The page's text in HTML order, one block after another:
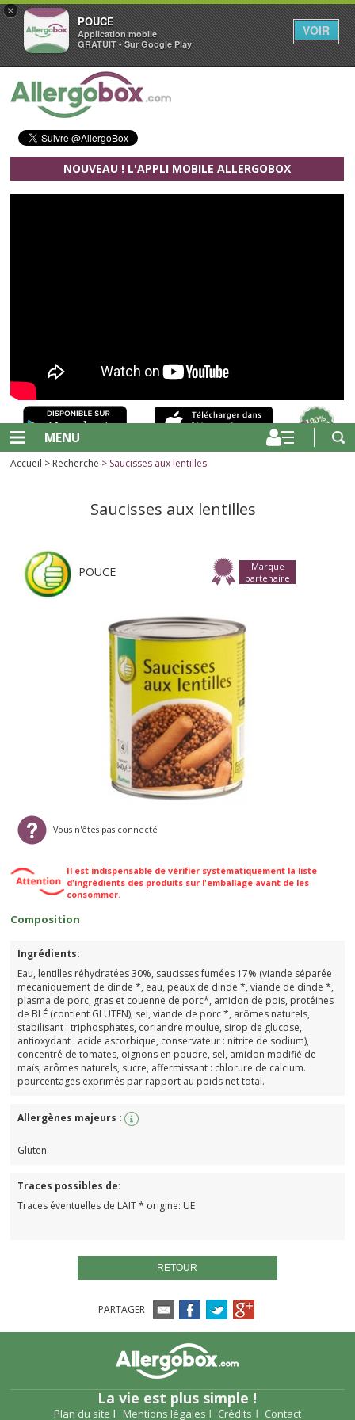
×
POUCE
Application mobile
GRATUIT - Sur Google Play
VOIR
Aller au contenu principal
NOUVEAU ! L'APPLI MOBILE ALLERGOBOX
MENU
Accueil > Recherche > Saucisses aux lentilles
Saucisses aux lentilles
POUCE
Marque
partenaire
Vous n'êtes pas connecté
Il est indispensable de vérifier systématiquement la liste
d'ingrédients des produits sur l'emballage avant de les
consommer.
Composition
Ingrédients:
Eau, lentilles réhydratées 30%, saucisses fumées 17% (viande séparée
mécaniquement de dinde *, eau, peaux de dinde *, viande de dinde *,
plasma de porc, gras et couenne de porc*, amidon de pois, protéines
de BLÉ (contient GLUTEN), sel, viande de porc *, arômes naturels,
stabilisant : triphosphates, coriandre moulue, sirop de glucose,
antioxydant : acide ascorbique, conservateur : nitrite de sodium),
concentré de tomates, oignons en poudre, sel, amidon modifié de
maïs, arômes naturels, sucre, affermissant : chlorure de calcium.
pourcentages exprimés par rapport au poids net total.
Allergènes majeurs :
Gluten.
Traces possibles de:
Traces éventuelles de LAIT * origine: UE
RETOUR
PARTAGER
La vie est plus simple !
Plan du site Mentions légales Crédits Contact